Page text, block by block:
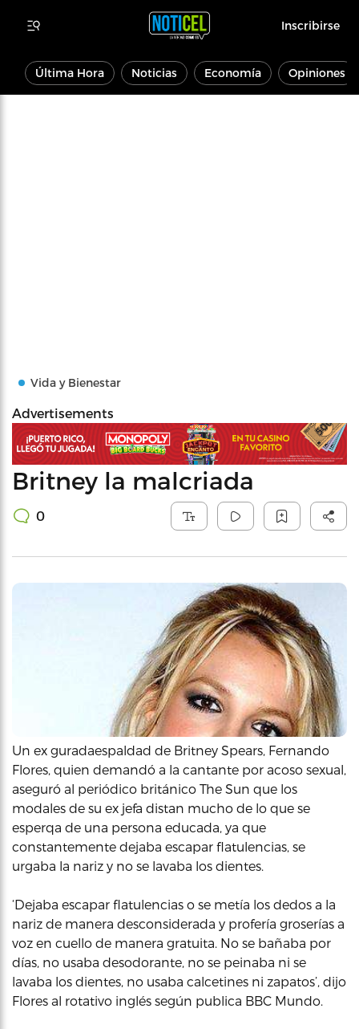
Inscribirse
Última Hora Noticias Economía Opiniones
Vida y Bienestar
Advertisements
Britney la malcriada
0
Un ex guradaespaldad de Britney Spears, Fernando
Flores, quien demandó a la cantante por acoso sexual,
aseguró al periódico británico The Sun que los
modales de su ex jefa distan mucho de lo que se
esperqa de una persona educada, ya que
constantemente dejaba escapar flatulencias, se
urgaba la nariz y no se lavaba los dientes.
‘Dejaba escapar flatulencias o se metía los dedos a la
nariz de manera desconsiderada y profería groserías a
voz en cuello de manera gratuita. No se bañaba por
días, no usaba desodorante, no se peinaba ni se
lavaba los dientes, no usaba calcetines ni zapatos’, dijo
Flores al rotativo inglés según publica BBC Mundo.